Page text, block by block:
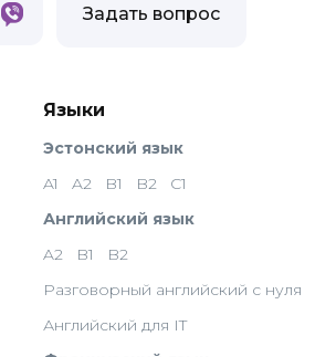
Задать вопрос
Языки
Эстонский язык
A1
A2 B1 B2
C1
Английский язык
A2
B1
B2
Разговорный английский с нуля
Английский для IT